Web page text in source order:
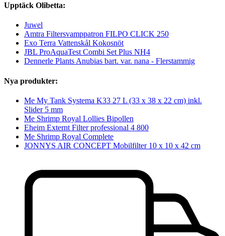
Upptäck Olibetta:
Juwel
Amtra Filtersvamppatron FILPO CLICK 250
Exo Terra Vattenskål Kokosnöt
JBL ProAquaTest Combi Set Plus NH4
Dennerle Plants Anubias bart. var. nana - Flerstammig
Nya produkter:
Me My Tank Systema K33 27 L (33 x 38 x 22 cm) inkl.
Slider 5 mm
Me Shrimp Royal Lollies Bipollen
Eheim Externt Filter professional 4 800
Me Shrimp Royal Complete
JONNYS AIR CONCEPT Mobilfilter 10 x 10 x 42 cm